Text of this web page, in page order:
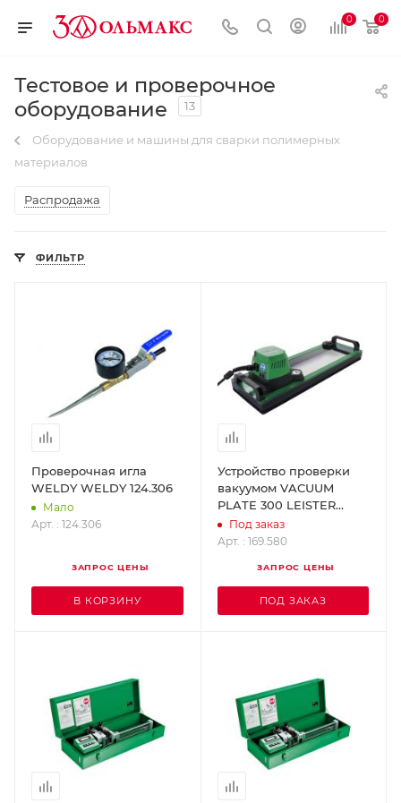
0 0
Тестовое и проверочное
оборудование
13
Оборудование и машины для сварки полимерных
материалов
Распродажа
ФИЛЬТР
Проверочная игла
WELDY WELDY 124.306
Мало
Арт. : 124.306
ЗАПРОС ЦЕНЫ
В КОРЗИНУ
Устройство проверки
вакуумом VACUUM
PLATE 300 LEISTER
169.580
Под заказ
Арт. : 169.580
ЗАПРОС ЦЕНЫ
ПОД ЗАКАЗ